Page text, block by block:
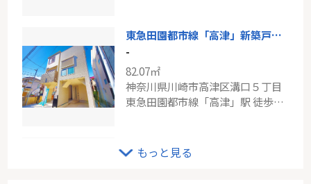
東急田園都市線「高津」新築戸建て
-
82.07㎡
神奈川県川崎市高津区溝口５丁目
東急田園都市線「高津」駅 徒歩8分
-
もっと見る